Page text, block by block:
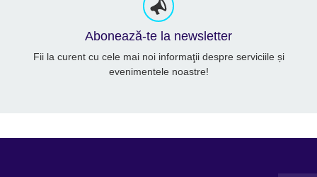
Abonează-te la newsletter
Fii la curent cu cele mai noi informaţii despre serviciile și
evenimentele noastre!